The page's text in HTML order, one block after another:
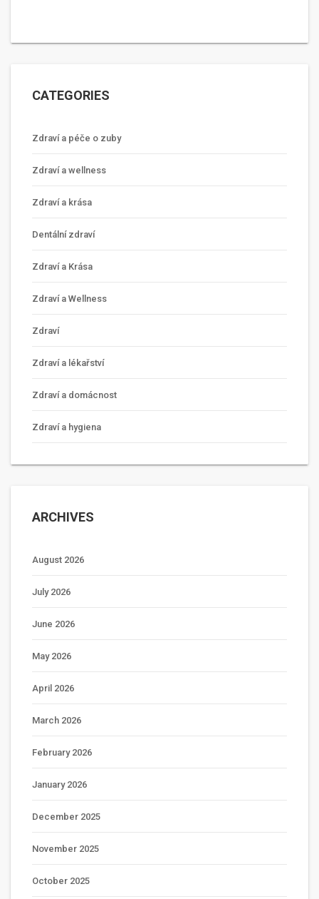
CATEGORIES
Zdraví a péče o zuby
Zdraví a wellness
Zdraví a krása
Dentální zdraví
Zdraví a Krása
Zdraví a Wellness
Zdraví
Zdraví a lékařství
Zdraví a domácnost
Zdraví a hygiena
ARCHIVES
August 2026
July 2026
June 2026
May 2026
April 2026
March 2026
February 2026
January 2026
December 2025
November 2025
October 2025